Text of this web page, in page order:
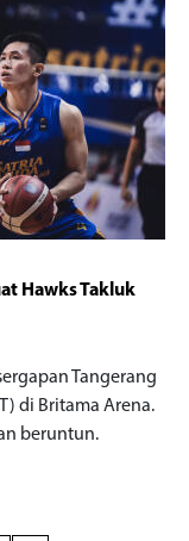
Hawks Takluk
Tangerang
di Britama Arena.
beruntun.